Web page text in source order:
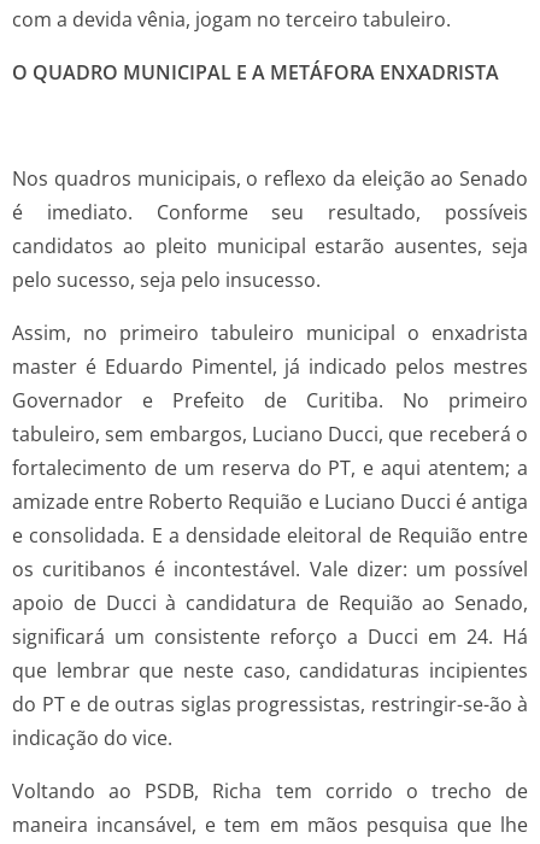
com a devida vênia, jogam no terceiro tabuleiro.
O QUADRO MUNICIPAL E A METÁFORA ENXADRISTA
Nos quadros municipais, o reflexo da eleição ao Senado
é imediato. Conforme seu resultado, possíveis
candidatos ao pleito municipal estarão ausentes, seja
pelo sucesso, seja pelo insucesso.
Assim, no primeiro tabuleiro municipal o enxadrista
master é Eduardo Pimentel, já indicado pelos mestres
Governador e Prefeito de Curitiba. No primeiro
tabuleiro, sem embargos, Luciano Ducci, que receberá o
fortalecimento de um reserva do PT, e aqui atentem; a
amizade entre Roberto Requião e Luciano Ducci é antiga
e consolidada. E a densidade eleitoral de Requião entre
os curitibanos é incontestável. Vale dizer: um possível
apoio de Ducci à candidatura de Requião ao Senado,
significará um consistente reforço a Ducci em 24. Há
que lembrar que neste caso, candidaturas incipientes
do PT e de outras siglas progressistas, restringir-se-ão à
indicação do vice.
Voltando ao PSDB, Richa tem corrido o trecho de
maneira incansável, e tem em mãos pesquisa que lhe